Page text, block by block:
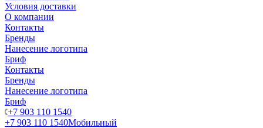
Условия доставки
О компании
Контакты
Бренды
Нанесение логотипа
Бриф
Контакты
Бренды
Нанесение логотипа
Бриф
+7 903 110 1540
+7 903 110 1540Мобильный